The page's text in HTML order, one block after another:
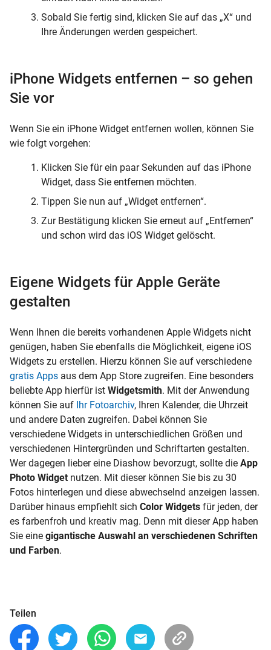
Sobald Sie fertig sind, klicken Sie auf das „X“ und
Ihre Änderungen werden gespeichert.
iPhone Widgets entfernen – so gehen
Sie vor
Wenn Sie ein iPhone Widget entfernen wollen, können Sie
wie folgt vorgehen:
Klicken Sie für ein paar Sekunden auf das iPhone
Widget, dass Sie entfernen möchten.
Tippen Sie nun auf „Widget entfernen“.
Zur Bestätigung klicken Sie erneut auf „Entfernen“
und schon wird das iOS Widget gelöscht.
Eigene Widgets für Apple Geräte
gestalten
Wenn Ihnen die bereits vorhandenen Apple Widgets nicht
genügen, haben Sie ebenfalls die Möglichkeit, eigene iOS
Widgets zu erstellen. Hierzu können Sie auf verschiedene
gratis Apps aus dem App Store zugreifen. Eine besonders
beliebte App hierfür ist Widgetsmith. Mit der Anwendung
können Sie auf Ihr Fotoarchiv, Ihren Kalender, die Uhrzeit
und andere Daten zugreifen. Dabei können Sie
verschiedene Widgets in unterschiedlichen Größen und
verschiedenen Hintergründen und Schriftarten gestalten.
Wer dagegen lieber eine Diashow bevorzugt, sollte die App
Photo Widget nutzen. Mit dieser können Sie bis zu 30
Fotos hinterlegen und diese abwechselnd anzeigen lassen.
Darüber hinaus empfiehlt sich Color Widgets für jeden, der
es farbenfroh und kreativ mag. Denn mit dieser App haben
Sie eine gigantische Auswahl an verschiedenen Schriften
und Farben.
Teilen